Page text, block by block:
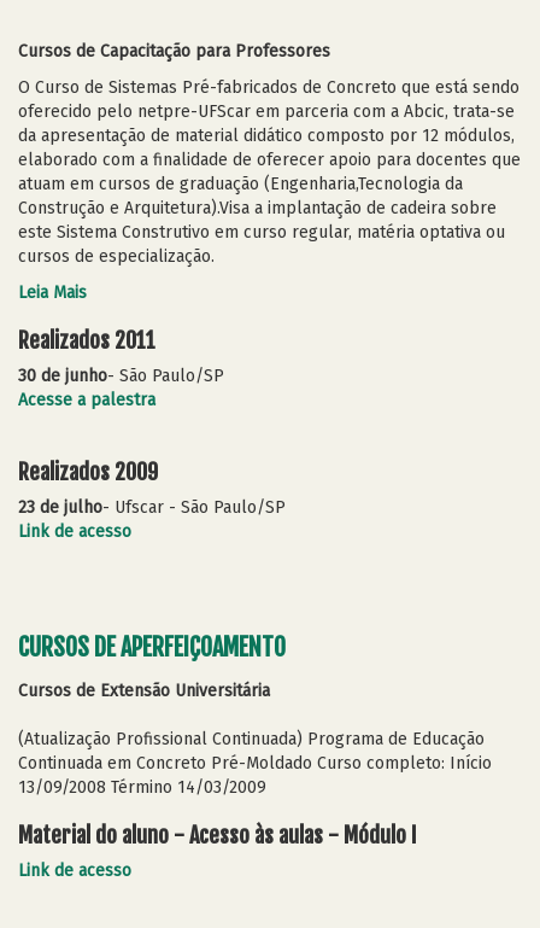
Cursos de Capacitação para Professores
O Curso de Sistemas Pré-fabricados de Concreto que está sendo
oferecido pelo netpre-UFScar em parceria com a Abcic, trata-se
da apresentação de material didático composto por 12 módulos,
elaborado com a finalidade de oferecer apoio para docentes que
atuam em cursos de graduação (Engenharia,Tecnologia da
Construção e Arquitetura).Visa a implantação de cadeira sobre
este Sistema Construtivo em curso regular, matéria optativa ou
cursos de especialização.
Leia Mais
Realizados 2011
30 de junho- São Paulo/SP
Acesse a palestra
Realizados 2009
23 de julho- Ufscar - São Paulo/SP
Link de acesso
CURSOS DE APERFEIÇOAMENTO
Cursos de Extensão Universitária
(Atualização Profissional Continuada) Programa de Educação
Continuada em Concreto Pré-Moldado Curso completo: Início
13/09/2008 Término 14/03/2009
Material do aluno - Acesso às aulas - Módulo I
Link de acesso